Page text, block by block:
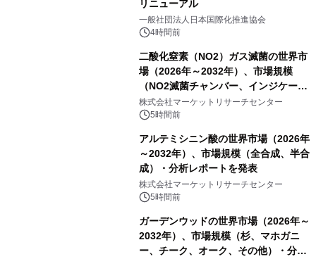
リニューアル
一般社団法人日本国際化推進協会
4時間前
二酸化窒素（NO2）ガス滅菌の世界市
場（2026年～2032年）、市場規模
（NO2滅菌チャンバー、インジケータ
ーおよびモニタリングシステム、その
他）・分析レポートを発表
株式会社マーケットリサーチセンター
5時間前
アルテミシニン酸の世界市場（2026年
～2032年）、市場規模（全合成、半合
成）・分析レポートを発表
株式会社マーケットリサーチセンター
5時間前
ガーデンウッドの世界市場（2026年～
2032年）、市場規模（杉、マホガニ
ー、チーク、オーク、その他）・分析